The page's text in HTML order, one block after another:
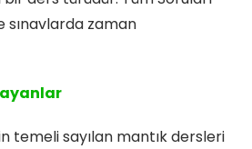
sınavlarda zaman
temeli sayılan mantık dersleri